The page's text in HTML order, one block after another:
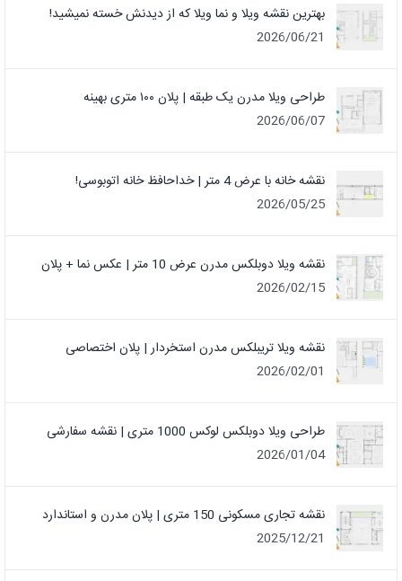
بهترین نقشه ویلا و نما ویلا که از دیدنش خسته نمیشید!
2026/06/21
طراحی ویلا مدرن یک‌ طبقه | پلان ۱۰۰ متری بهینه
2026/06/07
نقشه خانه با عرض 4 متر | خداحافظ خانه‌ اتوبوسی!
2026/05/25
نقشه ویلا دوبلکس مدرن عرض 10 متر | عکس نما + پلان
2026/02/15
نقشه ویلا تریبلکس مدرن استخردار | پلان اختصاصی
2026/02/01
طراحی ویلا دوبلکس لوکس 1000 متری | نقشه سفارشی
2026/01/04
نقشه تجاری مسکونی 150 متری | پلان مدرن و استاندارد
2025/12/21